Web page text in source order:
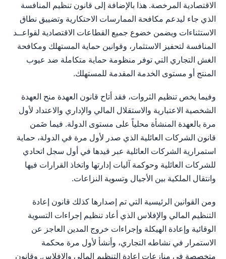
الاقتصادية المرخصة. هذا بالإضافة إلى قانون تنظيم المنافسة
الذي جاء ليدعم مكافحة الممارسات الاحتكارية وتضييق نطاق
الاستثناءات ويضمن خضوع جميع القطاعات الاقتصادية لقواعــد
المنافسة لتحفيز الاستثمار، وقوانين حماية المستهلك ومكافحة
الغش التجاري التي توفر منظومة حماية متكاملة ضد عيوب
المنتج أو مستوى الخدمة المقدمة للمستهلك.
وفيما يخص تنظيم الثروات، فقد أتاح قانون العهدة منح العهدة
الشخصية الاعتبارية والاستقلال المالي والإداري والاعتداد لأول
مرة بالعهدة المنشأة محلياً على مستوى الدولة. فيما ضَمن
قانون الشركات العائلية الذي صدر لأول مرة في الدولة، حماية
استمرارية الشركات العائلية عبر قيدها في أول سجل اتحادي
للشركات العائلية وحوكمة آليات إدارتها واتخاذ القرارات فيها
وانتقال الملكية بين الأجيال وتسوية النزاعات.
ومن القوانين الرئيسية التي تم إصدارها كذلك قانون إعادة
التنظيم المالي والإفلاس الذي أعاد تنظيم إجراءات التسوية
الوقائية وإعادة الهيكلة وإجراءات خروج المدين العاجز عن
الاستمرار في نشاطه التجاري، وأنشأ لأول مرة محكمة
متخصصة في منازعات إعادة التنظيم المالي والإفلاس. وقانون